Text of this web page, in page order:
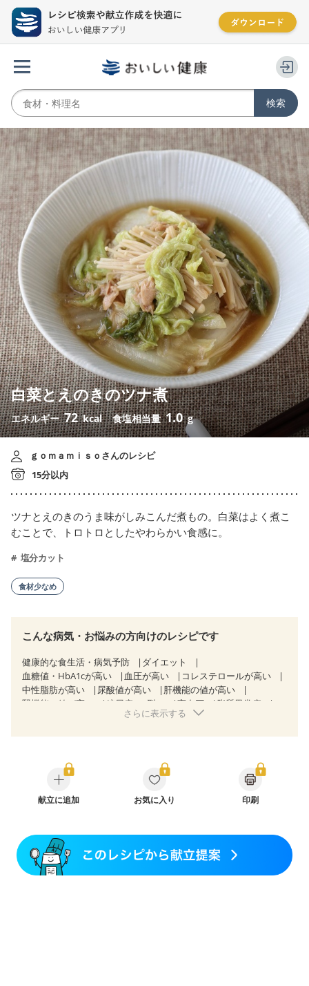
白菜とえのきのツナ煮
エネルギー72 kcal 食塩相当量1.0 g
ｇｏｍａｍｉｓｏさんのレシピ
15分以内
ツナとえのきのうま味がしみこんだ煮もの。白菜はよく煮こ
むことで、トロトロとしたやわらかい食感に。
塩分カット
食材少なめ
こんな病気・お悩みの方向けのレシピです
健康的な食生活・病気予防
ダイエット
血糖値・HbA1cが高い
血圧が高い
コレステロールが高い
中性脂肪が高い
尿酸値が高い
肝機能の値が高い
腎機能の値が高い
糖尿病（2型） 高血圧
脂質異常症
狭心症 心筋梗塞
糖尿病性腎症（第１期）
糖尿病性腎症（第２期）
CKD（ステージ１）
CKD（ステージ２）
乳がん（抗がん剤治療中）
乳がん（ホルモン療法中）
飲み込みにくい
妊婦健診・体重増加が気になる（初期）
妊婦健診・血圧が気になる（初期）
さらに表示する
献立に追加 お気に入り 印刷